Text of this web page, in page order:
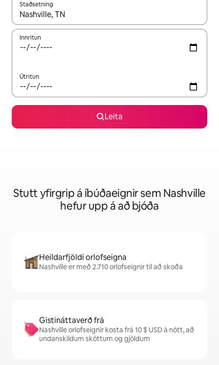
Staðsetning
Þegar niðurstöður liggja fyrir skaltu nota upp og niður
Innritun
Útritun
Leita
Stutt yfirgrip á íbúðaeignir sem Nashville
hefur upp á að bjóða
Heildarfjöldi orlofseigna
Nashville er með 2.710 orlofseignir til að skoða
Gistináttaverð frá
Nashville orlofseignir kosta frá 10 $ USD á nótt, að
undanskildum sköttum og gjöldum